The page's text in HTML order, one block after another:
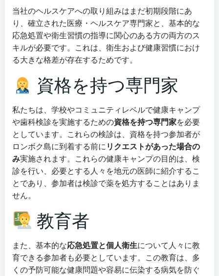
当社のヘルスケアへの取り組みはまだ初期段階にあ
り、確立された医療・ヘルスケア専門家と、基本的な
応急処置や衛生習慣の指導に関心のある方の両方のス
キルが必要です。これは、衛生および健康習慣におけ
る大きな格差が存在するためです。
資格を持つ専門家
私たちは、学校やコミュニティレベルで健康キャンプ
や歯科検診を実施するための資格を持つ専門家を必要
としています。これらの検診は、資格を持つ参加者が
ロンボク島に到着する前にリクエストがあった場合の
み実施されます。これらの健康キャンプの目的は、検
診を行い、必要とする人々を地元の医師に紹介するこ
とであり、参加者は検診で薬を処方することはありま
せん。
教育者
また、基本的な応急処置と個人衛生について人々に教
育できる参加者も必要としています。この教育は、多
くの予防可能な健康問題や容易に伝染する病気を防ぐ